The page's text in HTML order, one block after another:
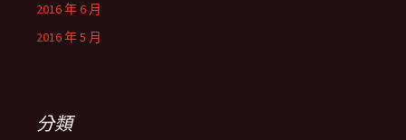
2016 年 6 月
2016 年 5 月
分類